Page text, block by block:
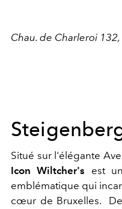
Chau. de Charleroi
Situé sur l'élégante
Icon Wiltcher's est
emblématique qui
cœur de Bruxelles.